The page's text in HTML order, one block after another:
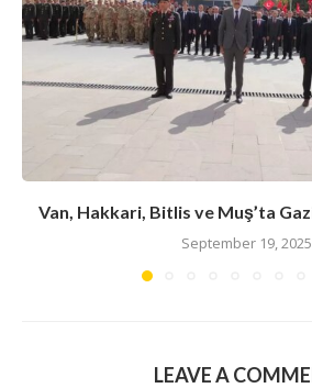
Van, Hakkari, Bitlis ve Muş’ta
September 19, 2025
LEAVE A